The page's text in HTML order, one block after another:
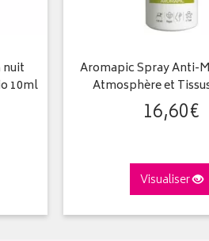
nuit
10ml
Aromapic Spray Anti-
Atmosphère et
16,60€
Visualiser